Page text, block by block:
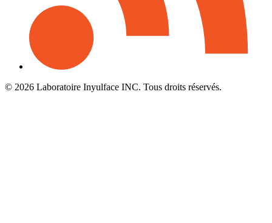
© 2026 Laboratoire Inyulface INC. Tous droits réservés.